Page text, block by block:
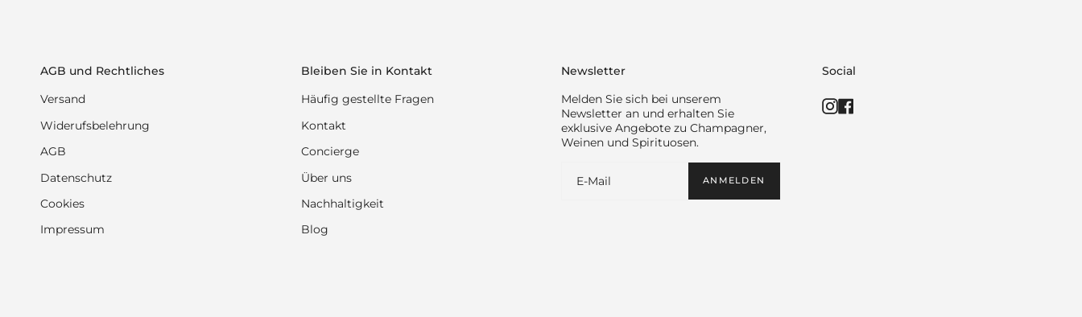
AGB und Rechtliches
Versand
Widerufsbelehrung
AGB
Datenschutz
Cookies
Impressum
Bleiben Sie in Kontakt
Häufig gestellte Fragen
Kontakt
Concierge
Über uns
Nachhaltigkeit
Blog
Newsletter
Melden Sie sich bei unserem
Newsletter an und erhalten Sie
exklusive Angebote zu Champagner,
Weinen und Spirituosen.
ANMELDEN
Social
Instagram